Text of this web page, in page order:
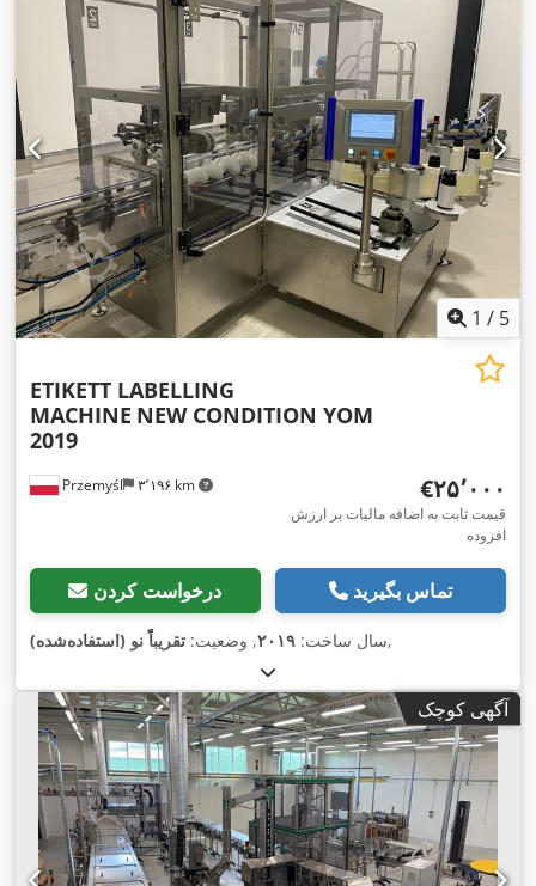
1 / 5
Przemyśl ۳٬۱۹۶ km
ETIKETT LABELLING
MACHINE NEW CONDITION YOM
2019
‎€۲۵٬۰۰۰
قیمت ثابت به اضافه مالیات بر ارزش
افزوده
درخواست کردن تماس بگیرید
سال ساخت: ۲۰۱۹, وضعیت: تقریباً نو (استفاده‌شده) ,
آگهی کوچک